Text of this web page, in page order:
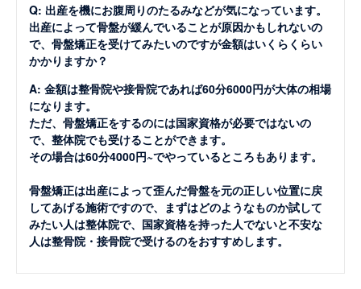
Q: 出産を機にお腹周りのたるみなどが気になっています。
出産によって骨盤が緩んでいることが原因かもしれないの
で、骨盤矯正を受けてみたいのですが金額はいくらくらい
かかりますか？
A: 金額は整骨院や接骨院であれば60分6000円が大体の相場
になります。
ただ、骨盤矯正をするのには国家資格が必要ではないの
で、整体院でも受けることができます。
その場合は60分4000円~でやっているところもあります。
骨盤矯正は出産によって歪んだ骨盤を元の正しい位置に戻
してあげる施術ですので、まずはどのようなものか試して
みたい人は整体院で、国家資格を持った人でないと不安な
人は整骨院・接骨院で受けるのをおすすめします。